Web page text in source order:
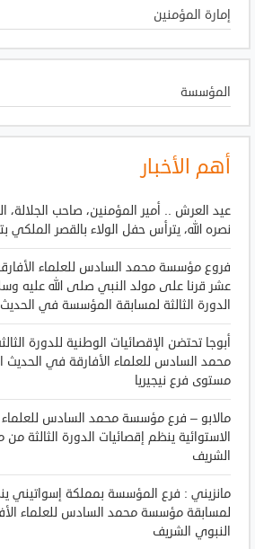
إمارة المؤمنين
المؤسسة
أهم الأخبار
عيد العرش .. أمير المؤمنين، صاحب
نصره الله، يترأس حفل الولاء بالقصر الملكي
فروع مؤسسة محمد السادس للعلماء
عشر قرنا على مولد النبي صلى الله عليه
الدورة الثالثة لمسابقة المؤسسة في
أبوجا تحتضن الإقصائيات الوطنية للدورة
محمد السادس للعلماء الأفارقة في
مستوى فرع نيجيريا
مالابو – فرع مؤسسة محمد السادس للعلماء
الاستوائية ينظم إقصائيات الدورة الثالثة
الشريف
مانزيني : فرع المؤسسة بمملكة إسواتيني
لمسابقة مؤسسة محمد السادس للعلماء
النبوي الشريف